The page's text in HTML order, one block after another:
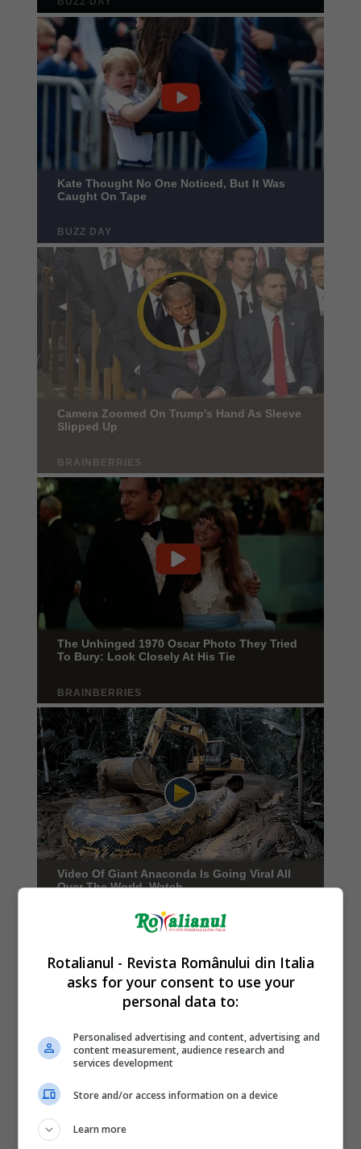
Rotalianul - Revista Românului din Italia
asks for your consent to use your
personal data to:
Personalised advertising and content, advertising and
content measurement, audience research and
services development
Store and/or access information on a device
Learn more